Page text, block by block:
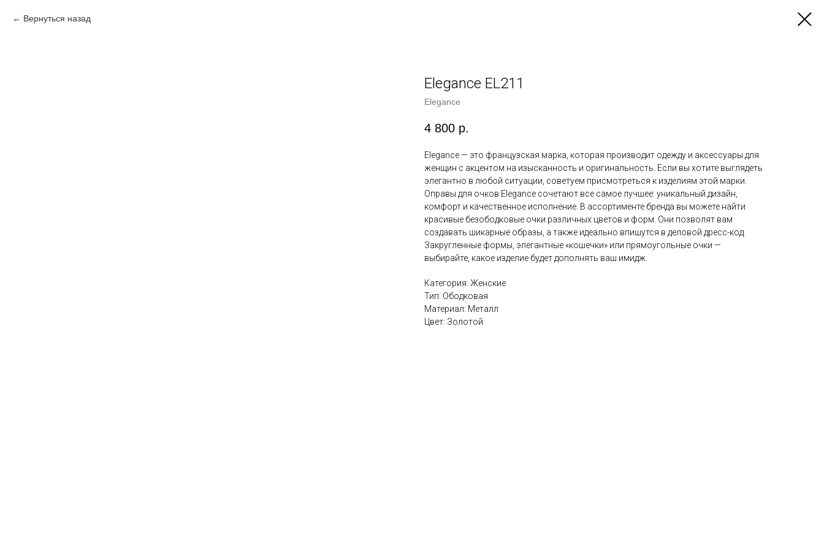
Вернуться назад
Elegance EL211
Elegance
4 800 р.
Elegance — это французская марка, которая производит одежду и аксессуары для
женщин с акцентом на изысканность и оригинальность. Если вы хотите выглядеть
элегантно в любой ситуации, советуем присмотреться к изделиям этой марки.
Оправы для очков Elegance сочетают все самое лучшее: уникальный дизайн,
комфорт и качественное исполнение. В ассортименте бренда вы можете найти
красивые безободковые очки различных цветов и форм. Они позволят вам
создавать шикарные образы, а также идеально впишутся в деловой дресс-код.
Закругленные формы, элегантные «кошечки» или прямоугольные очки —
выбирайте, какое изделие будет дополнять ваш имидж.
Категория: Женские
Тип: Ободковая
Материал: Металл
Цвет: Золотой